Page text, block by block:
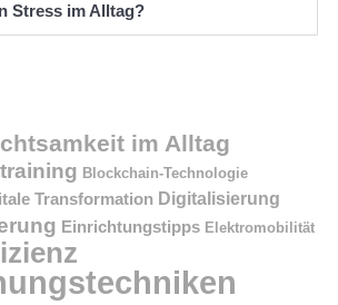
Stress im Alltag?
im Alltag
Blockchain-Technologie
Transformation Digitalisierung
Einrichtungstipps Elektromobilität